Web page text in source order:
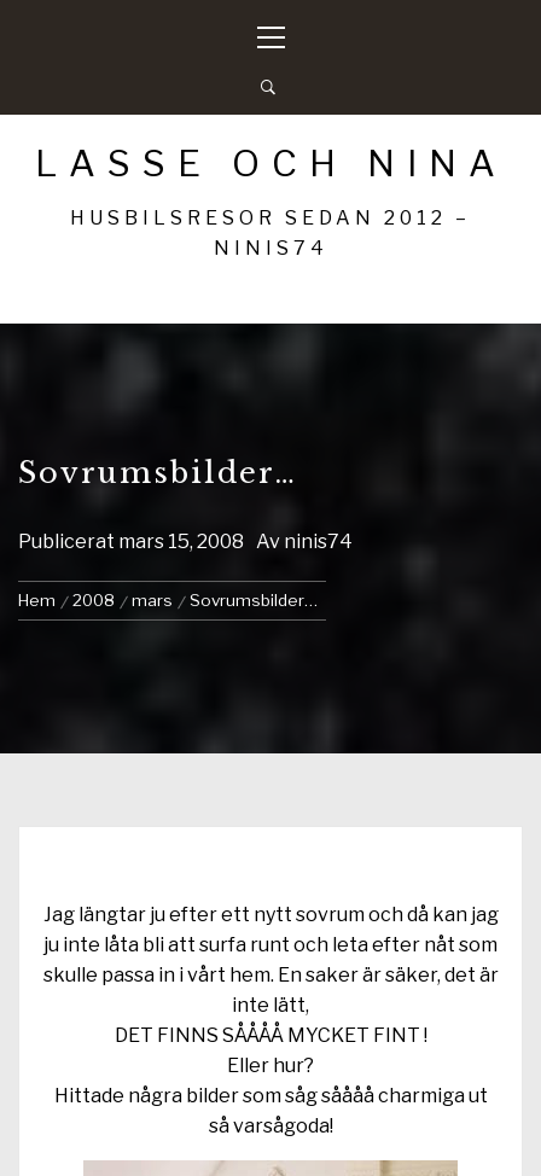
meny
LASSE OCH NINA
HUSBILSRESOR SEDAN 2012 –
NINIS74
Sovrumsbilder…
Publicerat mars 15, 2008 Av ninis74
Hem 2008 mars Sovrumsbilder…
Jag längtar ju efter ett nytt sovrum och då kan jag
ju inte låta bli att surfa runt och leta efter nåt som
skulle passa in i vårt hem. En saker är säker, det är
inte lätt,
DET FINNS SÅÅÅÅ MYCKET FINT !
Eller hur?
Hittade några bilder som såg såååå charmiga ut
så varsågoda!